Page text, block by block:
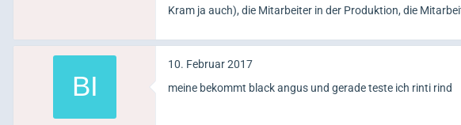
Kram ja auch), die Mitarbeiter in der Produktion, die
10. Februar 2017
meine bekommt black angus und gerade teste ich rinti rind